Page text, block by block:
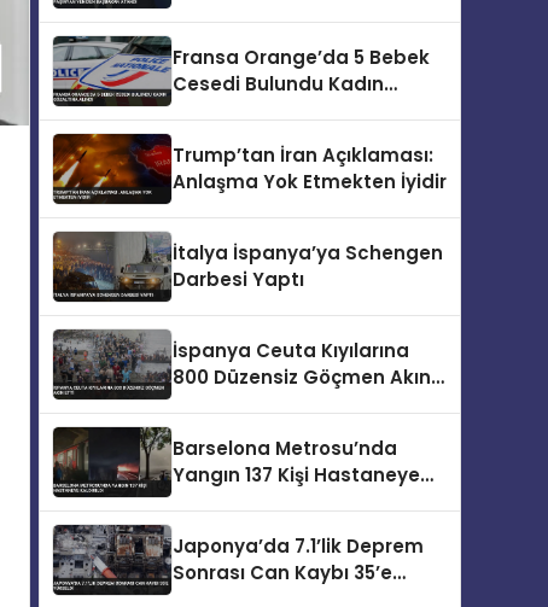
Fransa Orange’da 5 Bebek
Cesedi Bulundu Kadın
Trump’tan İran Açıklaması:
Anlaşma Yok Etmekten İyidir
İtalya İspanya’ya Schengen
Darbesi Yaptı
İspanya Ceuta Kıyılarına
800 Düzensiz Göçmen Akın
Barselona Metrosu’nda
Yangın 137 Kişi Hastaneye
Japonya’da 7.1’lik Deprem
Sonrası Can Kaybı 35’e